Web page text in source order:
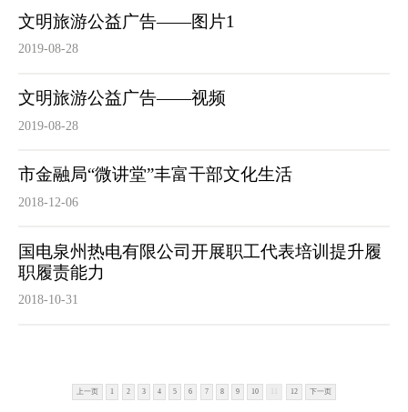
文明旅游公益广告——图片1
2019-08-28
文明旅游公益广告——视频
2019-08-28
市金融局“微讲堂”丰富干部文化生活
2018-12-06
国电泉州热电有限公司开展职工代表培训提升履
职履责能力
2018-10-31
上一页 1 2 3 4 5 6 7 8 9 10 12 下一页